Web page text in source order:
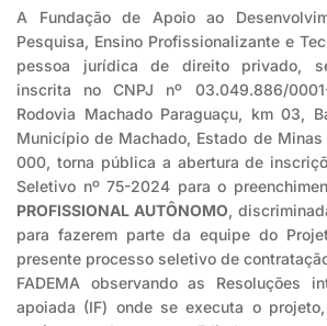
A Fundação de Apoio ao
Pesquisa, Ensino Profissionalizante e
pessoa jurídica de direito privado,
inscrita no CNPJ nº 03.049.886/
Rodovia Machado Paraguaçu, km 03,
Município de Machado, Estado de Minas
000, torna pública a abertura de
Seletivo nº 75-2024 para o
PROFISSIONAL AUTÔNOMO,
para fazerem parte da equipe do
presente processo seletivo de
FADEMA observando as Resoluções
apoiada (IF) onde se executa o